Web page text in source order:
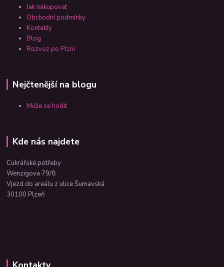
Jak nakupovat
Obchodní podmínky
Kontakty
Blog
Rozvoz po Plzni
Nejčtenější na blogu
Může se hodit
Kde nás najdete
Cukrářské potřeby
Wenzigova 79/8
Vjezd do areálu z ulice Šumavská
30100 Plzeň